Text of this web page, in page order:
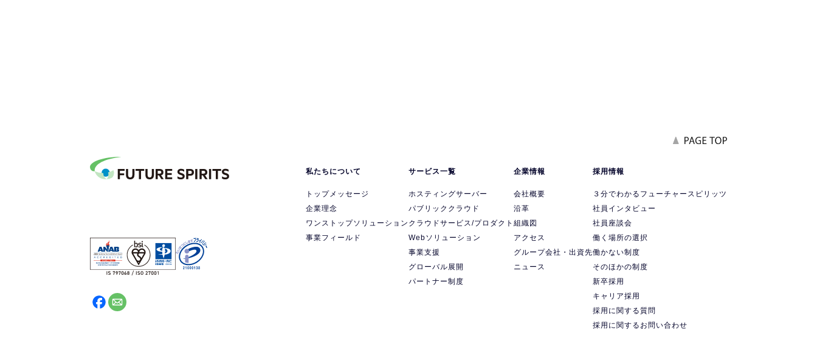
私たちについて
トップメッセージ
企業理念
ワンストップソリューション
事業フィールド
サービス一覧
ホスティングサーバー
パブリッククラウド
クラウドサービス/プロダクト
Webソリューション
事業支援
グローバル展開
パートナー制度
企業情報
会社概要
沿革
組織図
アクセス
グループ会社・出資先
ニュース
採用情報
３分でわかるフューチャースピリッツ
社員インタビュー
社員座談会
働く場所の選択
働かない制度
そのほかの制度
新卒採用
キャリア採用
採用に関する質問
採用に関するお問い合わせ